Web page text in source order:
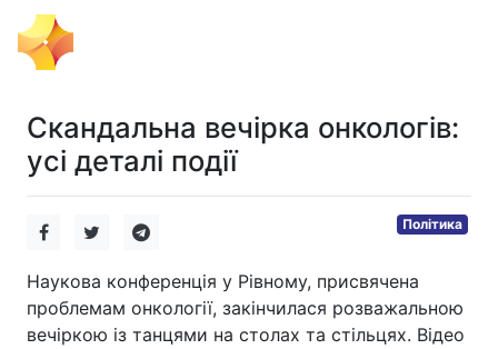
Скандальна вечірка онкологів:
усі деталі події
Політика
Наукова конференція у Рівному, присвячена
проблемам онкології, закінчилася розважальною
вечіркою із танцями на столах та стільцях. Відео